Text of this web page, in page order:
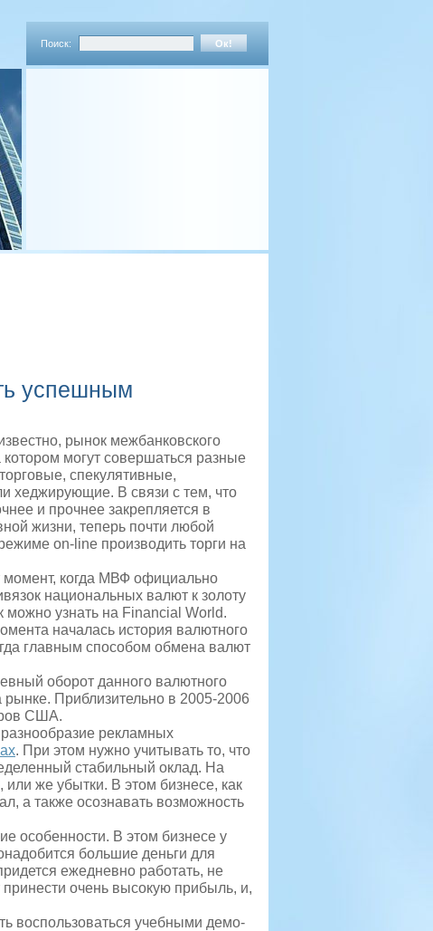
Поиск:
успешным
рынок межбанковского
могут совершаться разные
спекулятивные,
хеджирующие. В связи с тем, что
и прочнее закрепляется в
жизни, теперь почти любой
on-line производить торги на
момент, когда МВФ официально
национальных валют к золоту
можно узнать на Financial World.
началась история валютного
главным способом обмена валют
оборот данного валютного
рынке. Приблизительно в 2005-2006
США.
рекламных
. При этом нужно учитывать то, что
стабильный оклад. На
же убытки. В этом бизнесе, как
а также осознавать возможность
особенности. В этом бизнесе у
большие деньги для
ежедневно работать, не
очень высокую прибыль, и,
воспользоваться учебными демо-